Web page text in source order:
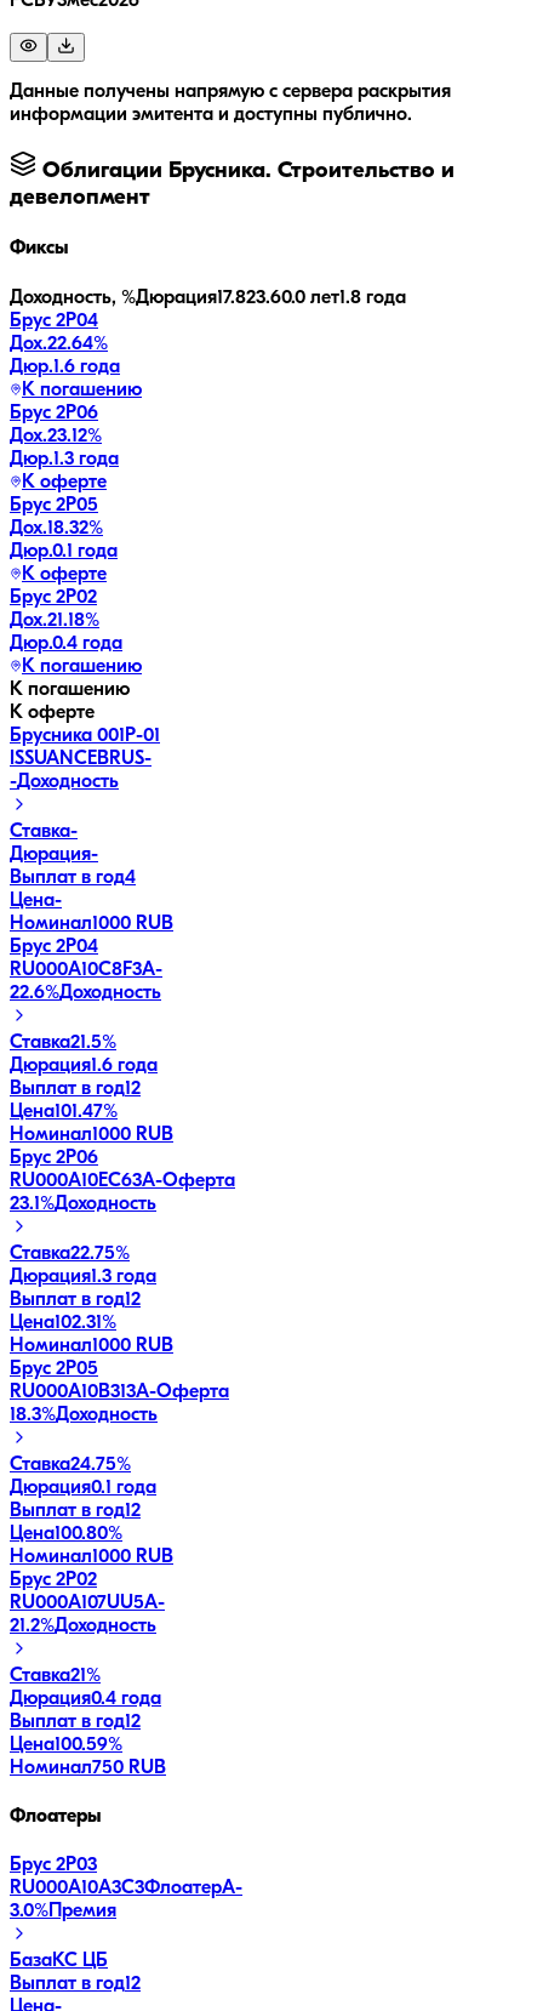
Данные получены напрямую с сервера раскрытия
информации эмитента и доступны публично.
Облигации Брусника. Строительство и
девелопмент
Фиксы
Доходность, %Дюрация17.823.60.0 лет1.8 года
Брус 2Р04
Дох.22.64%
Дюр.1.6 года
К погашению
Брус 2Р06
Дох.23.12%
Дюр.1.3 года
К оферте
Брус 2P05
Дох.18.32%
Дюр.0.1 года
К оферте
Брус 2P02
Дох.21.18%
Дюр.0.4 года
К погашению
К погашению
К оферте
Брусника 001P-01
ISSUANCEBRUS-
-Доходность
Ставка-
Дюрация-
Выплат в год4
Цена-
Номинал1000 RUB
Брус 2Р04
RU000A10C8F3A-
22.6%Доходность
Ставка21.5%
Дюрация1.6 года
Выплат в год12
Цена101.47%
Номинал1000 RUB
Брус 2Р06
RU000A10EC63A-Оферта
23.1%Доходность
Ставка22.75%
Дюрация1.3 года
Выплат в год12
Цена102.31%
Номинал1000 RUB
Брус 2P05
RU000A10B313A-Оферта
18.3%Доходность
Ставка24.75%
Дюрация0.1 года
Выплат в год12
Цена100.80%
Номинал1000 RUB
Брус 2P02
RU000A107UU5A-
21.2%Доходность
Ставка21%
Дюрация0.4 года
Выплат в год12
Цена100.59%
Номинал750 RUB
Флоатеры
Брус 2P03
RU000A10A3C3ФлоатерA-
3.0% Премия
БазаКС ЦБ
Выплат в год12